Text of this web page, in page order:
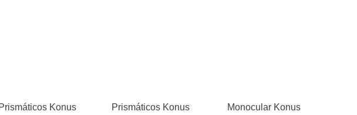
Prismáticos Konus
Prismáticos Konus
Monocular Konus